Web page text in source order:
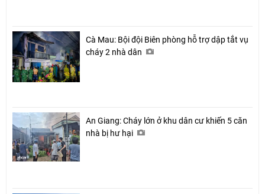
Cà Mau: Bội đội Biên phòng hỗ trợ dập tắt vụ
cháy 2 nhà dân
An Giang: Cháy lớn ở khu dân cư khiến 5 căn
nhà bị hư hại